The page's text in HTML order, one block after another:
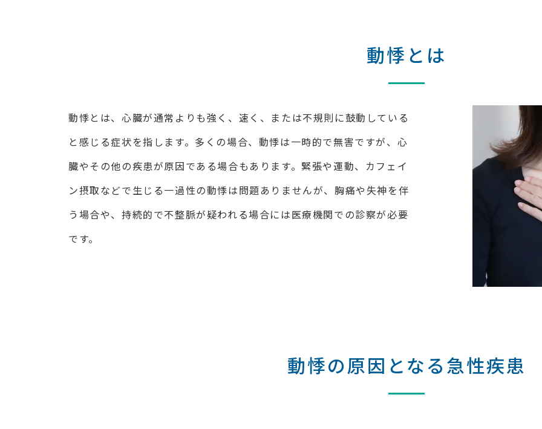
動悸とは
動悸とは、心臓が通常よりも強く、速く、または不規則に鼓動している
と感じる症状を指します。多くの場合、動悸は一時的で無害ですが、心
臓やその他の疾患が原因である場合もあります。緊張や運動、カフェイ
ン摂取などで生じる一過性の動悸は問題ありませんが、胸痛や失神を伴
う場合や、持続的で不整脈が疑われる場合には医療機関での診察が必要
です。
動悸の原因となる急性疾患